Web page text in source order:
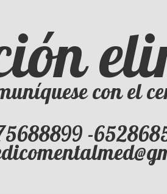
con el
-